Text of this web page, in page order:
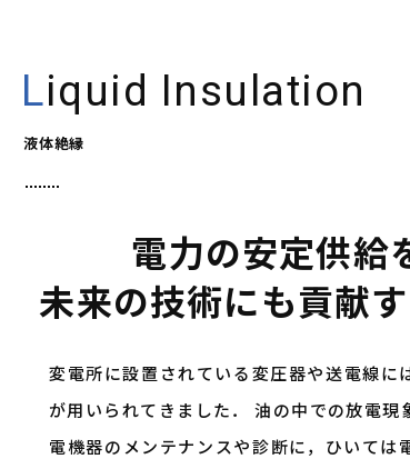
Liquid Insulation
液体絶縁
電力の安定供給
未来の技術にも貢献
変電所に設置されている変圧器や送電線に
が用いられてきました． 油の中での放電現
電機器のメンテナンスや診断に，ひいては